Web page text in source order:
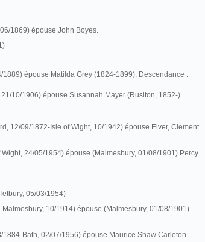
1869) épouse John Boyes.
épouse Matilda Grey (1824-1899). Descendance :
10/1906) épouse Susannah Mayer (Ruslton, 1852-).
12/09/1872-Isle of Wight, 10/1942) épouse Elver, Clement
24/05/1954) épouse (Malmesbury, 01/08/1901) Percy
05/03/1954)
10/1914) épouse (Malmesbury, 01/08/1901)
Bath, 02/07/1956) épouse Maurice Shaw Carleton